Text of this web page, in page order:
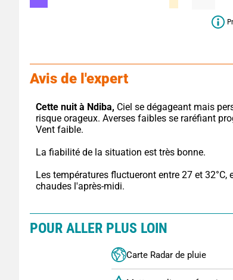
Avis de l'expert
Cette nuit à Ndiba, Ciel se dégageant mais
risque orageux. Averses faibles se raréfiant
Vent faible.
La fiabilité de la situation est très bonne.
Les températures fluctueront entre 27 et 32°C,
chaudes l'après-midi.
POUR ALLER PLUS LOIN
Carte Radar de pluie